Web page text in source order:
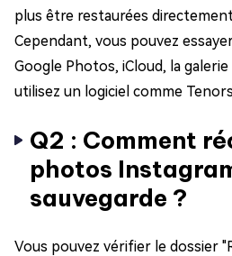
plus être restaurées
Cependant, vous pouvez
Google Photos, iCloud, la
utilisez un logiciel comme
Q2 : Comment
photos
sauvegarde ?
Vous pouvez vérifier le dossier